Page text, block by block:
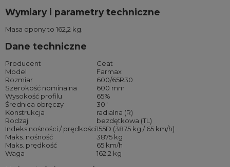
Wymiary i parametry techniczne
Masa opony to 162,2 kg.
Dane techniczne
Producent
Ceat
Model
Farmax
Rozmiar
600/65R30
Szerokość nominalna
600 mm
Wysokość profilu
65%
Średnica obręczy
30″
Konstrukcja
radialna (R)
Rodzaj
bezdętkowa (TL)
Indeks nośności / prędkości155D (3875 kg / 65 km/h)
Maks. nośność
3875 kg
Maks. prędkość
65 km/h
Waga
162,2 kg